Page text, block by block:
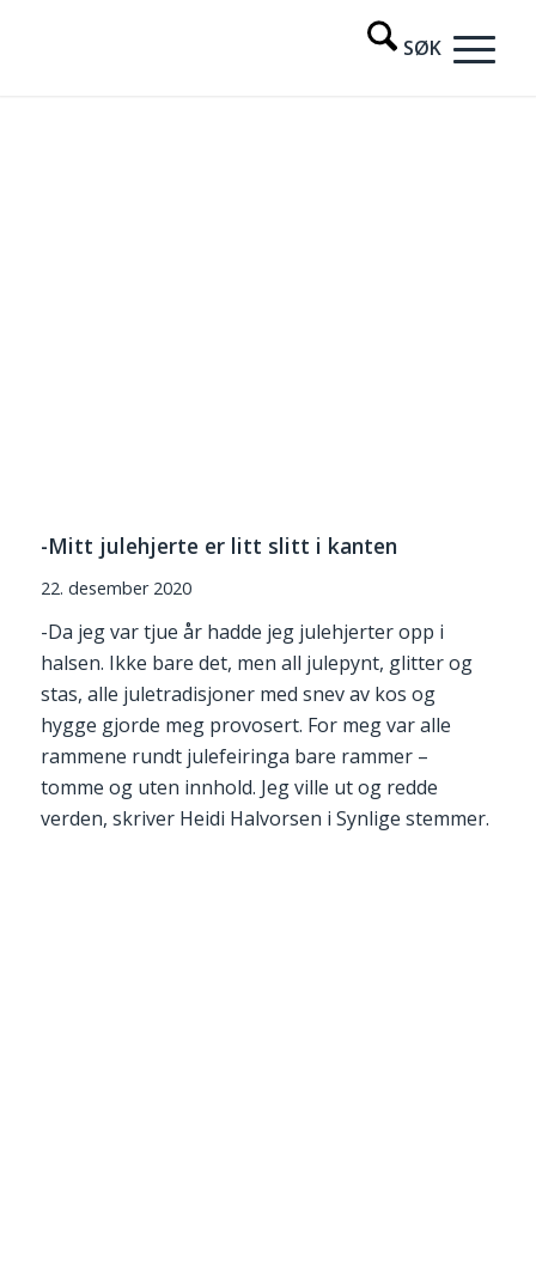
-Mitt julehjerte er litt slitt i kanten
22. desember 2020
-Da jeg var tjue år hadde jeg julehjerter opp i
halsen. Ikke bare det, men all julepynt, glitter og
stas, alle juletradisjoner med snev av kos og
hygge gjorde meg provosert. For meg var alle
rammene rundt julefeiringa bare rammer –
tomme og uten innhold. Jeg ville ut og redde
verden, skriver Heidi Halvorsen i Synlige stemmer.